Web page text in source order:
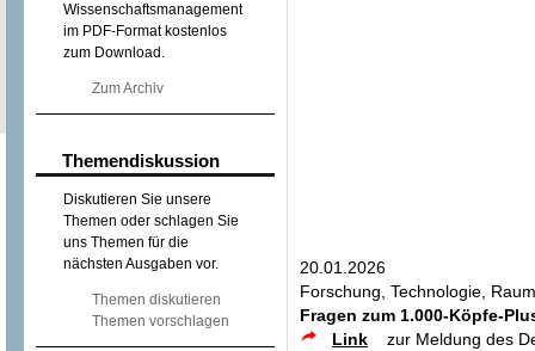
Wissenschaftsmanagement
im PDF-Format kostenlos
zum Download.
Zum Archiv
Themendiskussion
Diskutieren Sie unsere
Themen oder schlagen Sie
uns Themen für die
nächsten Ausgaben vor.
Themen diskutieren
Themen vorschlagen
20.01.2026
Forschung, Technologie,
Fragen zum 1.000-Köpfe-
Link
zur Meldung des